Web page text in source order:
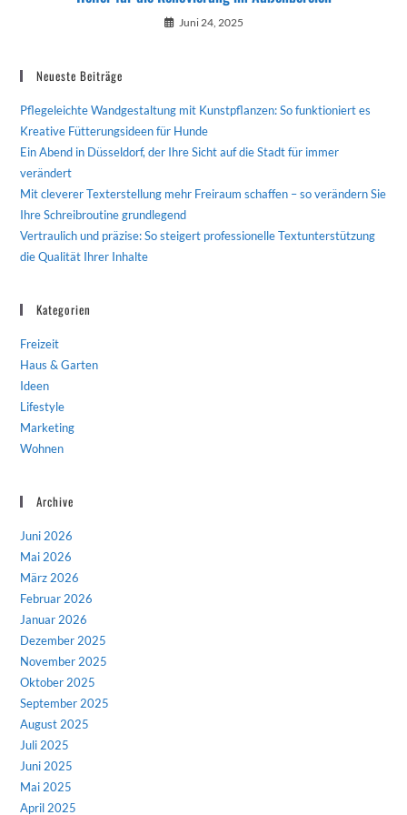
Juni 24, 2025
Neueste Beiträge
Pflegeleichte Wandgestaltung mit Kunstpflanzen: So funktioniert es
Kreative Fütterungsideen für Hunde
Ein Abend in Düsseldorf, der Ihre Sicht auf die Stadt für immer
verändert
Mit cleverer Texterstellung mehr Freiraum schaffen – so verändern Sie
Ihre Schreibroutine grundlegend
Vertraulich und präzise: So steigert professionelle Textunterstützung
die Qualität Ihrer Inhalte
Kategorien
Freizeit
Haus & Garten
Ideen
Lifestyle
Marketing
Wohnen
Archive
Juni 2026
Mai 2026
März 2026
Februar 2026
Januar 2026
Dezember 2025
November 2025
Oktober 2025
September 2025
August 2025
Juli 2025
Juni 2025
Mai 2025
April 2025